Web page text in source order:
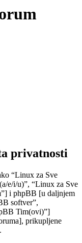
privatnosti
“Linux za Sve
e/i/u)”, “Linux za Sve
i phpBB [u daljnjem
softver”,
Tim(ovi)”]
prikupljene